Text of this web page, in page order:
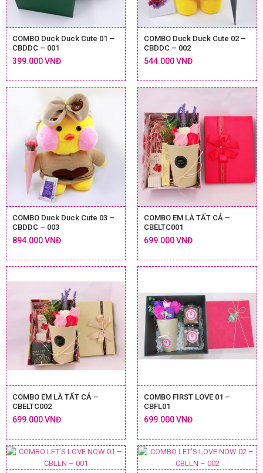
COMBO Duck Duck Cute 01 –
CBDDC – 001
399.000 VNĐ
COMBO Duck Duck Cute 02 –
CBDDC – 002
544.000 VNĐ
COMBO Duck Duck Cute 03 –
CBDDC – 003
894.000 VNĐ
COMBO EM LÀ TẤT CẢ –
CBELTC001
699.000 VNĐ
COMBO EM LÀ TẤT CẢ –
CBELTC002
699.000 VNĐ
COMBO FIRST LOVE 01 –
CBFL01
699.000 VNĐ